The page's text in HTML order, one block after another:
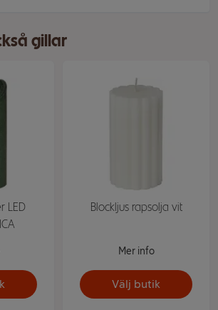
gillar
LED
Blockljus rapsolja vit
Mer info
Välj butik